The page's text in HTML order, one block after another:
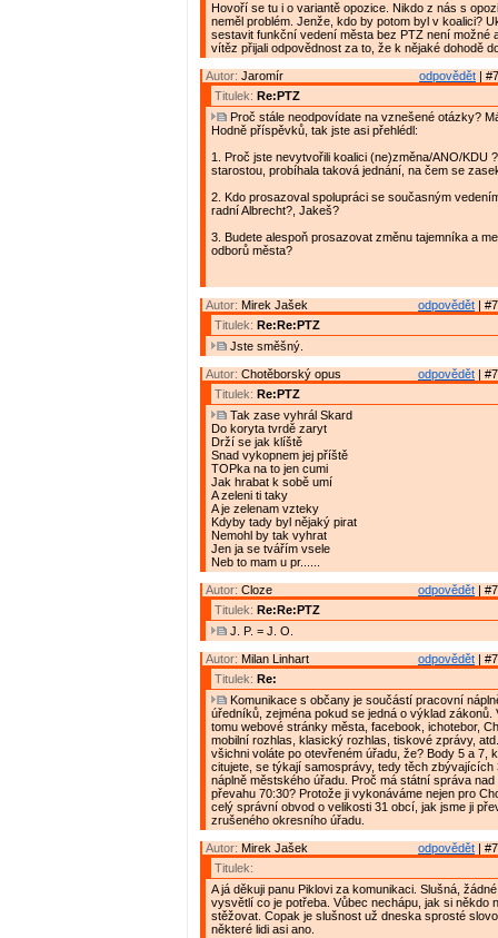
Hovoří se tu i o variantě opozice. Nikdo z nás s
neměl problém. Jenže, kdo by potom byl v koalici?
sestavit funkční vedení města bez PTZ není možné
vítěz přijali odpovědnost za to, že k nějaké dohodě
odpovědět |
Autor: Jaromír
Titulek: Re:PTZ
Proč stále neodpovídate na vznešené otázky?
Hodně příspěvků, tak jste asi přehlédl:
1. Proč jste nevytvořili koalici (ne)změna/ANO/KDU
starostou, probíhala taková jednání, na čem se
2. Kdo prosazoval spolupráci se současným
radní Albrecht?, Jakeš?
3. Budete alespoň prosazovat změnu tajemníka a
odborů města?
odpovědět |
Autor: Mirek Jašek
Titulek: Re:Re:PTZ
Jste směšný.
odpovědět |
Autor: Chotěborský opus
Titulek: Re:PTZ
Tak zase vyhrál Skard
Do koryta tvrdě zaryt
Drží se jak klíště
Snad vykopnem jej příště
TOPka na to jen cumi
Jak hrabat k sobě umí
A zeleni ti taky
A je zelenam vzteky
Kdyby tady byl nějaký pirat
Nemohl by tak vyhrat
Jen ja se tvářím vsele
Neb to mam u pr......
odpovědět |
Autor: Cloze
Titulek: Re:Re:PTZ
J. P. = J. O.
odpovědět |
Autor: Milan Linhart
Titulek: Re:
Komunikace s občany je součástí pracovní
úředníků, zejména pokud se jedná o výklad zákonů.
tomu webové stránky města, facebook, ichotebor,
mobilní rozhlas, klasický rozhlas, tiskové zprávy,
všichni voláte po otevřeném úřadu, že? Body 5 a 7,
citujete, se týkají samosprávy, tedy těch zbývajících
náplně městského úřadu. Proč má státní správa
převahu 70:30? Protože ji vykonáváme nejen pro
celý správní obvod o velikosti 31 obcí, jak jsme ji
zrušeného okresního úřadu.
odpovědět |
Autor: Mirek Jašek
Titulek:
A já děkuji panu Piklovi za komunikaci. Slušná,
vysvětlí co je potřeba. Vůbec nechápu, jak si někdo
stěžovat. Copak je slušnost už dneska sprosté
některé lidi asi ano.